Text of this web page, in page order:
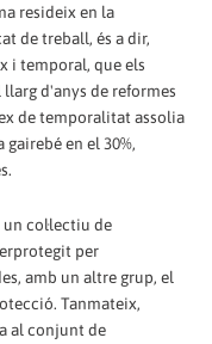
resideix en la
de treball, és a dir,
i temporal, que els
d'anys de reformes
de temporalitat assolia
en el 30%,
col·lectiu de
per
amb un altre grup, el
Tanmateix,
al conjunt de